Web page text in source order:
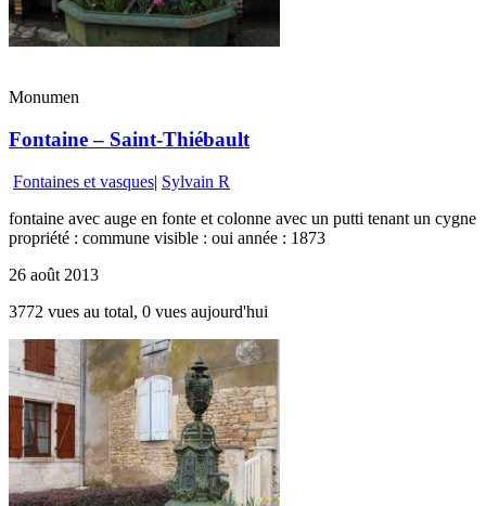
Monumen
Fontaine – Saint-Thiébault
Fontaines et vasques| Sylvain R
fontaine avec auge en fonte et colonne avec un putti tenant un cygne
propriété : commune visible : oui année : 1873
26 août 2013
3772 vues au total, 0 vues aujourd'hui